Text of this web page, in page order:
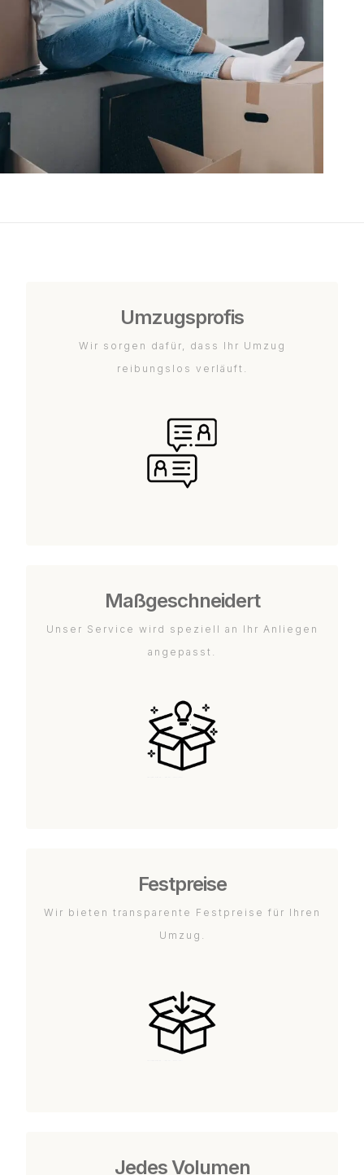
Umzugsprofis
Wir sorgen dafür, dass Ihr Umzug
reibungslos verläuft.
Maßgeschneidert
Unser Service wird speziell an Ihr Anliegen
angepasst.
Festpreise
Wir bieten transparente Festpreise für Ihren
Umzug.
Jedes Volumen